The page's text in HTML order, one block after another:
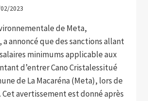
2023
de Meta,
a annoncé que des sanctions allant
salaires minimums applicable aux
d’entrer Cano Cristalessitué
de La Macaréna (Meta), lors de
avertissement est donné après